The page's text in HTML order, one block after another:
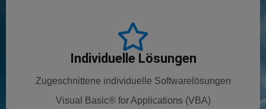
Individuelle Lösungen
Zugeschnittene individuelle Softwarelösungen
Visual Basic® for Applications (VBA)